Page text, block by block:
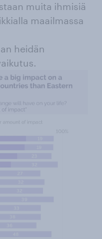
muita ihmisiä
maailmassa
heidän